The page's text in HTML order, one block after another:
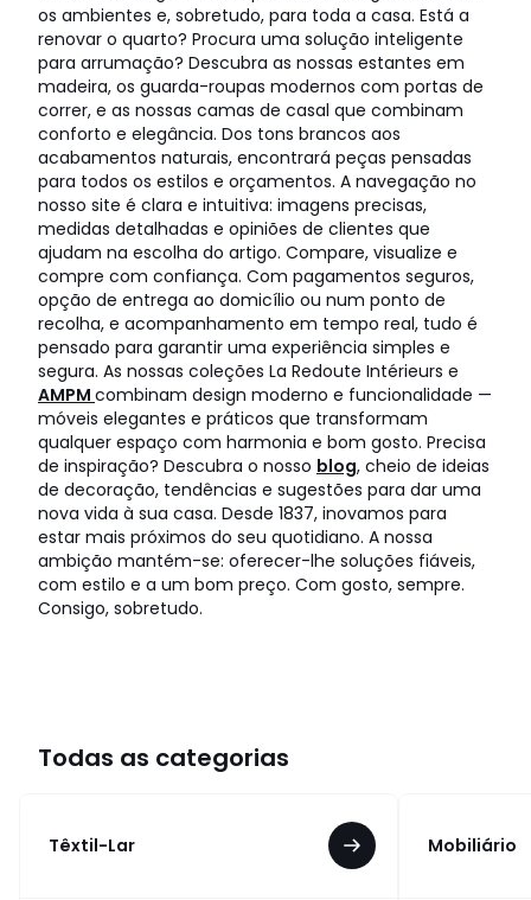
os ambientes e, sobretudo, para toda a casa. Está a
renovar o quarto? Procura uma solução inteligente
para arrumação? Descubra as nossas estantes em
madeira, os guarda-roupas modernos com portas de
correr, e as nossas camas de casal que combinam
conforto e elegância. Dos tons brancos aos
acabamentos naturais, encontrará peças pensadas
para todos os estilos e orçamentos. A navegação no
nosso site é clara e intuitiva: imagens precisas,
medidas detalhadas e opiniões de clientes que
ajudam na escolha do artigo. Compare, visualize e
compre com confiança. Com pagamentos seguros,
opção de entrega ao domicílio ou num ponto de
recolha, e acompanhamento em tempo real, tudo é
pensado para garantir uma experiência simples e
segura. As nossas coleções La Redoute Intérieurs e
AMPM combinam design moderno e funcionalidade —
móveis elegantes e práticos que transformam
qualquer espaço com harmonia e bom gosto. Precisa
de inspiração? Descubra o nosso blog, cheio de ideias
de decoração, tendências e sugestões para dar uma
nova vida à sua casa. Desde 1837, inovamos para
estar mais próximos do seu quotidiano. A nossa
ambição mantém-se: oferecer-lhe soluções fiáveis,
com estilo e a um bom preço. Com gosto, sempre.
Consigo, sobretudo.
Todas as categorias
Têxtil-Lar Mobiliário